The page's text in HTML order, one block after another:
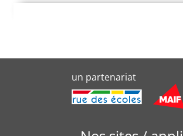
un partenariat